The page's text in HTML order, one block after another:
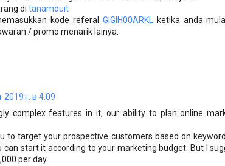
di tanamduit
kode referal GIGIH00ARKL
ketika anda
/ promo menarik lainya.
2019 г. в 4:09
complex features in it, our ability to plan online
to target your prospective customers based on
can start it according to your marketing budget. But I
per day.